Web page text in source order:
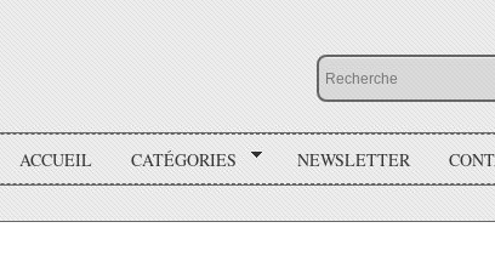
ACCUEIL CATÉGORIES NEWSLETTER